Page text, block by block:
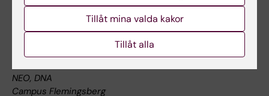
19 oktober 9:00 - 12:00
Säkerhetskurs avseende flytande kväve - Campus
Flemingsberg 19 oktober
NEO, DNA
Campus Flemingsberg
Tillåt mina valda kakor
Tillåt alla